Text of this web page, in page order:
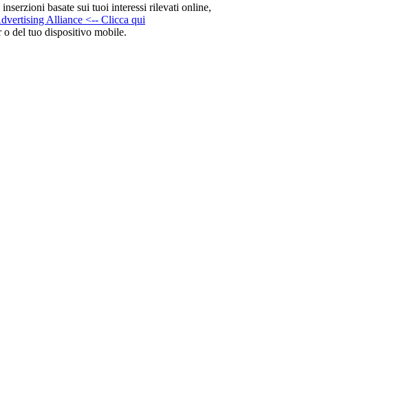
basate sui tuoi interessi rilevati online,
Alliance <-- Clicca qui
o del tuo dispositivo mobile.